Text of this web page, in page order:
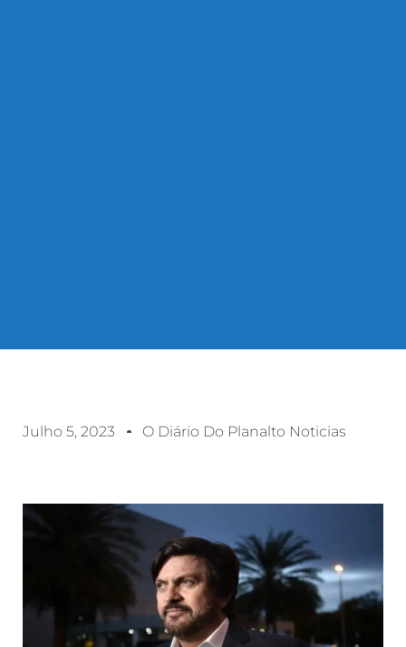
Julho 5, 2023 O Diário Do Planalto Noticias